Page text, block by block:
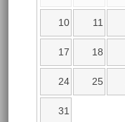
10 11
17 18
24 25
31